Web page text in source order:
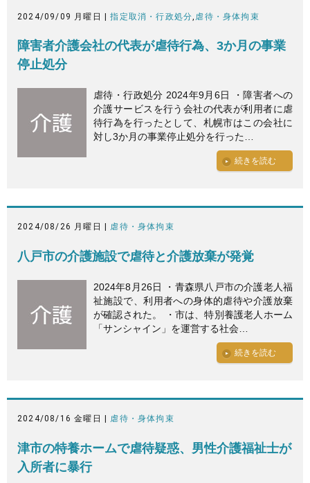
2024/09/09 月曜日 |指定取消・行政処分 虐待・身体拘束
障害者介護会社の代表が虐待行為、3か月の事業
停止処分
虐待・行政処分 2024年9月6日 ・障害者への
介護サービスを行う会社の代表が利用者に虐
待行為を行ったとして、札幌市はこの会社に
対し3か月の事業停止処分を行った…
続きを読む
2024/08/26 月曜日 | 虐待・身体拘束
八戸市の介護施設で虐待と介護放棄が発覚
2024年8月26日 ・青森県八戸市の介護老人福
祉施設で、利用者への身体的虐待や介護放棄
が確認された。 ・市は、特別養護老人ホーム
「サンシャイン」を運営する社会…
続きを読む
2024/08/16 金曜日 | 虐待・身体拘束
津市の特養ホームで虐待疑惑、男性介護福祉士が
入所者に暴行